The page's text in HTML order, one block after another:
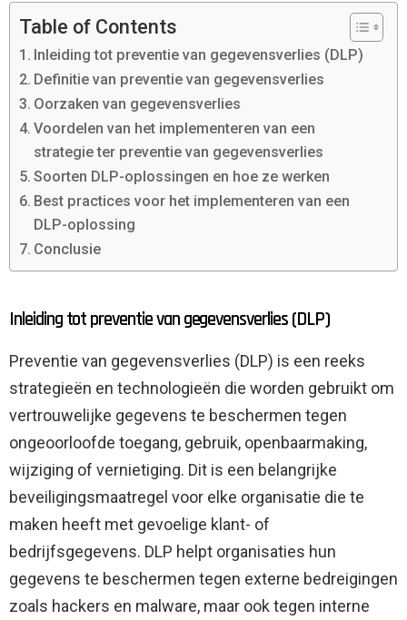
Table of Contents
Inleiding tot preventie van gegevensverlies (DLP)
Definitie van preventie van gegevensverlies
Oorzaken van gegevensverlies
Voordelen van het implementeren van een
strategie ter preventie van gegevensverlies
Soorten DLP-oplossingen en hoe ze werken
Best practices voor het implementeren van een
DLP-oplossing
Conclusie
Inleiding tot preventie van gegevensverlies (DLP)
Preventie van gegevensverlies (DLP) is een reeks
strategieën en technologieën die worden gebruikt om
vertrouwelijke gegevens te beschermen tegen
ongeoorloofde toegang, gebruik, openbaarmaking,
wijziging of vernietiging. Dit is een belangrijke
beveiligingsmaatregel voor elke organisatie die te
maken heeft met gevoelige klant- of
bedrijfsgegevens. DLP helpt organisaties hun
gegevens te beschermen tegen externe bedreigingen
zoals hackers en malware, maar ook tegen interne